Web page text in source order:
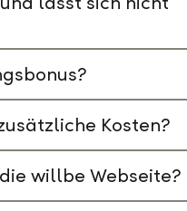
Kosten?
willbe Webseite?